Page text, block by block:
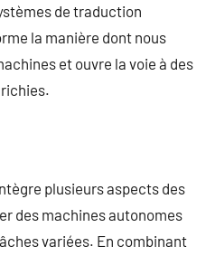
de traduction
la manière dont nous
et ouvre la voie à des
plusieurs aspects des
des machines autonomes
variées. En combinant